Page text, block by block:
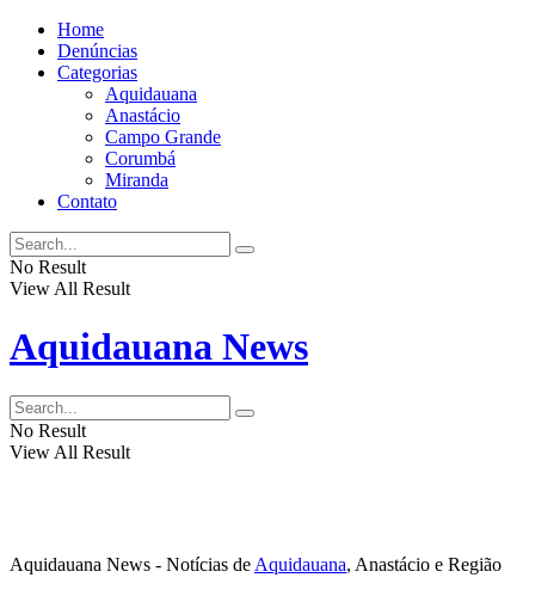
Home
Denúncias
Categorias
Aquidauana
Anastácio
Campo Grande
Corumbá
Miranda
Contato
No Result
View All Result
Aquidauana News
No Result
View All Result
Aquidauana News - Notícias de Aquidauana, Anastácio e Região